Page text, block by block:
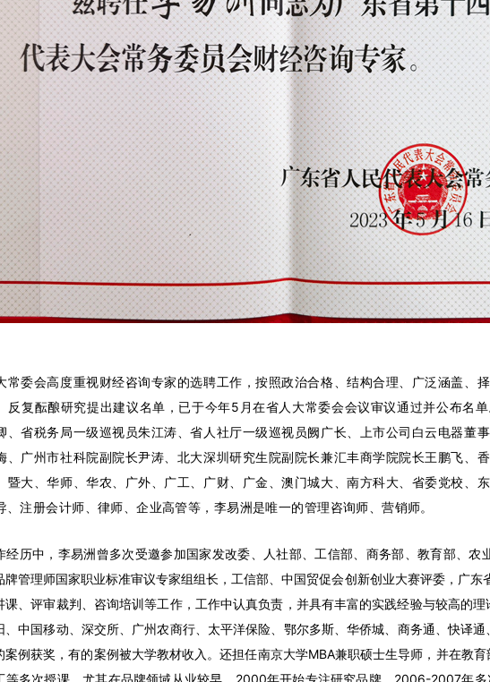
常委会高度重视财经咨询专家的选聘工作，按照政治合格、结构合理、广泛涵盖、
反复酝酿研究提出建议名单，已于今年5月在省人大常委会会议审议通过并公布名
、省税务局一级巡视员朱江涛、省人社厅一级巡视员阙广长、上市公司白云电器董
、广州市社科院副院长尹涛、北大深圳研究生院副院长兼汇丰商学院院长王鹏飞、
暨大、华师、华农、广外、广工、广财、广金、澳门城大、南方科大、省委党校、
、注册会计师、律师、企业高管等，李易洲是唯一的管理咨询师、营销师。
经历中，李易洲曾多次受邀参加国家发改委、人社部、工信部、商务部、教育部、
牌管理师国家职业标准审议专家组组长，工信部、中国贸促会创新创业大赛评委，广
课、评审裁判、咨询培训等工作，工作中认真负责，并具有丰富的实践经验与较高的
、中国移动、深交所、广州农商行、太平洋保险、鄂尔多斯、华侨城、商务通、快译
案例获奖，有的案例被大学教材收入。还担任南京大学MBA兼职硕士生导师，并在教
等多次授课。尤其在品牌领域从业较早，2000年开始专注研究品牌，2006-2007年多